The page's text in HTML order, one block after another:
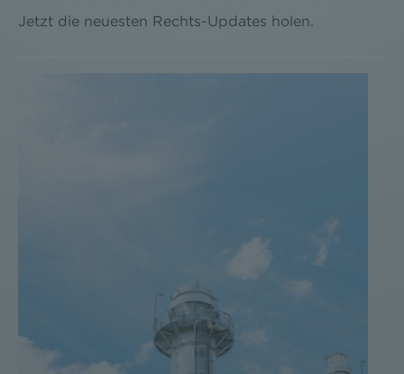
Jetzt die neuesten Rechts-Updates holen.